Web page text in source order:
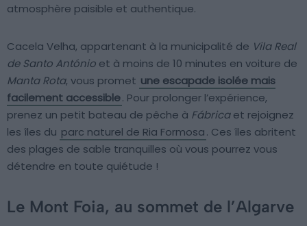
atmosphère paisible et authentique.
Cacela Velha, appartenant à la municipalité de Vila Real
de Santo António et à moins de 10 minutes en voiture de
Manta Rota, vous promet une escapade isolée mais
facilement accessible. Pour prolonger l’expérience,
prenez un petit bateau de pêche à Fábricaet rejoignez
les îles du parc naturel de Ria Formosa. Ces îles abritent
des plages de sable tranquilles où vous pourrez vous
détendre en toute quiétude !
Le Mont Foia, au sommet de l’Algarve